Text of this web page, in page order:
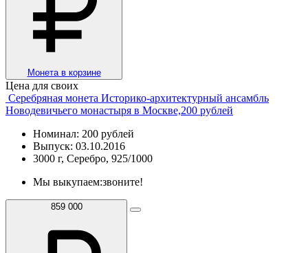
Монета в корзине
Цена для своих
Серебряная монета Историко-архитектурный ансамбль
Новодевичьего монастыря в Москве,200 рублей
Номинал: 200 рублей
Выпуск: 03.10.2016
3000 г, Серебро, 925/1000
Мы выкупаем:звоните!
859 000